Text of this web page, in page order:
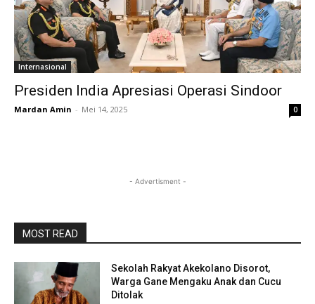
Internasional
Presiden India Apresiasi Operasi Sindoor
Mardan Amin - Mei 14, 2025 0
- Advertisment -
MOST READ
Sekolah Rakyat Akekolano Disorot,
Warga Gane Mengaku Anak dan Cucu
Ditolak